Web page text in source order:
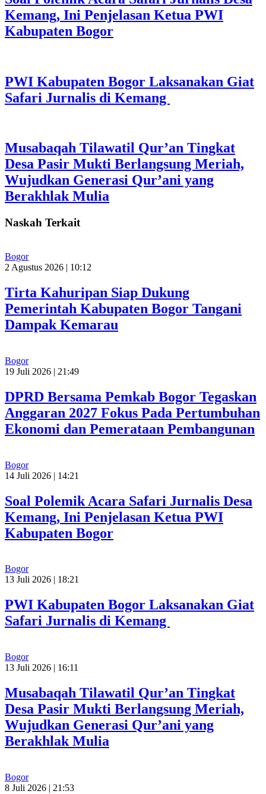
Kemang, Ini Penjelasan Ketua PWI
Kabupaten Bogor
PWI Kabupaten Bogor Laksanakan Giat
Safari Jurnalis di Kemang
Musabaqah Tilawatil Qur’an Tingkat
Desa Pasir Mukti Berlangsung Meriah,
Wujudkan Generasi Qur’ani yang
Berakhlak Mulia
Naskah Terkait
Bogor
2 Agustus 2026 | 10:12
Tirta Kahuripan Siap Dukung
Pemerintah Kabupaten Bogor Tangani
Dampak Kemarau
Bogor
19 Juli 2026 | 21:49
DPRD Bersama Pemkab Bogor Tegaskan
Anggaran 2027 Fokus Pada Pertumbuhan
Ekonomi dan Pemerataan Pembangunan
Bogor
14 Juli 2026 | 14:21
Soal Polemik Acara Safari Jurnalis Desa
Kemang, Ini Penjelasan Ketua PWI
Kabupaten Bogor
Bogor
13 Juli 2026 | 18:21
PWI Kabupaten Bogor Laksanakan Giat
Safari Jurnalis di Kemang
Bogor
13 Juli 2026 | 16:11
Musabaqah Tilawatil Qur’an Tingkat
Desa Pasir Mukti Berlangsung Meriah,
Wujudkan Generasi Qur’ani yang
Berakhlak Mulia
Bogor
8 Juli 2026 | 21:53